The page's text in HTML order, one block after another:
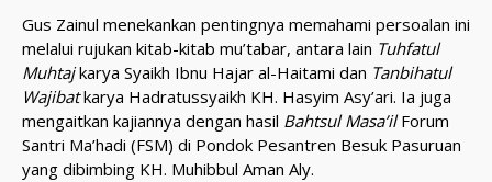
Gus Zainul menekankan pentingnya memahami persoalan ini
melalui rujukan kitab-kitab mu’tabar, antara lain Tuhfatul
Muhtajkarya Syaikh Ibnu Hajar al-Haitami dan Tanbihatul
Wajibatkarya Hadratussyaikh KH. Hasyim Asy’ari. Ia juga
mengaitkan kajiannya dengan hasil Bahtsul Masa’ilForum
Santri Ma’hadi (FSM) di Pondok Pesantren Besuk Pasuruan
yang dibimbing KH. Muhibbul Aman Aly.